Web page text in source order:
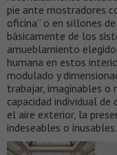
pie ante mostradores
oficina” o en sillones
básicamente de los
amueblamiento
humana en estos
modulado y
trabajar, imaginables o
capacidad individual
el aire exterior, la
indeseables o inusables.